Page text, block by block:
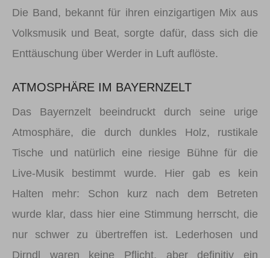
Die Band, bekannt für ihren einzigartigen Mix aus
Volksmusik und Beat, sorgte dafür, dass sich die
Enttäuschung über Werder in Luft auflöste.
ATMOSPHÄRE IM BAYERNZELT
Das Bayernzelt beeindruckt durch seine urige
Atmosphäre, die durch dunkles Holz, rustikale
Tische und natürlich eine riesige Bühne für die
Live-Musik bestimmt wurde. Hier gab es kein
Halten mehr: Schon kurz nach dem Betreten
wurde klar, dass hier eine Stimmung herrscht, die
nur schwer zu übertreffen ist. Lederhosen und
Dirndl waren keine Pflicht, aber definitiv ein